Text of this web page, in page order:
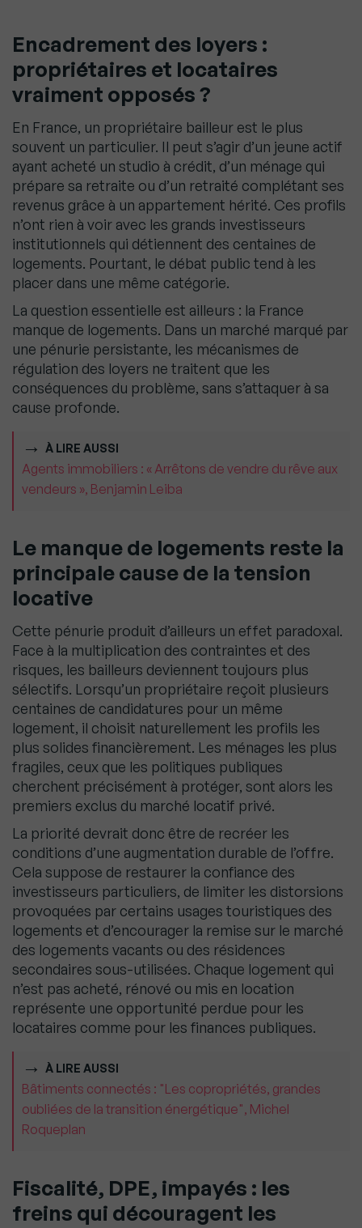
Encadrement des loyers :
propriétaires et locataires
vraiment opposés ?
En France, un propriétaire bailleur est le plus
souvent un particulier. Il peut s’agir d’un jeune actif
ayant acheté un studio à crédit, d’un ménage qui
prépare sa retraite ou d’un retraité complétant ses
revenus grâce à un appartement hérité. Ces profils
n’ont rien à voir avec les grands investisseurs
institutionnels qui détiennent des centaines de
logements. Pourtant, le débat public tend à les
placer dans une même catégorie.
La question essentielle est ailleurs : la France
manque de logements. Dans un marché marqué par
une pénurie persistante, les mécanismes de
régulation des loyers ne traitent que les
conséquences du problème, sans s’attaquer à sa
cause profonde.
À LIRE AUSSI
Agents immobiliers : « Arrêtons de vendre du rêve aux
vendeurs », Benjamin Leiba
Le manque de logements reste la
principale cause de la tension
locative
Cette pénurie produit d’ailleurs un effet paradoxal.
Face à la multiplication des contraintes et des
risques, les bailleurs deviennent toujours plus
sélectifs. Lorsqu’un propriétaire reçoit plusieurs
centaines de candidatures pour un même
logement, il choisit naturellement les profils les
plus solides financièrement. Les ménages les plus
fragiles, ceux que les politiques publiques
cherchent précisément à protéger, sont alors les
premiers exclus du marché locatif privé.
La priorité devrait donc être de recréer les
conditions d’une augmentation durable de l’offre.
Cela suppose de restaurer la confiance des
investisseurs particuliers, de limiter les distorsions
provoquées par certains usages touristiques des
logements et d’encourager la remise sur le marché
des logements vacants ou des résidences
secondaires sous-utilisées. Chaque logement qui
n’est pas acheté, rénové ou mis en location
représente une opportunité perdue pour les
locataires comme pour les finances publiques.
À LIRE AUSSI
Bâtiments connectés : "Les copropriétés, grandes
oubliées de la transition énergétique", Michel
Roqueplan
Fiscalité, DPE, impayés : les
freins qui découragent les